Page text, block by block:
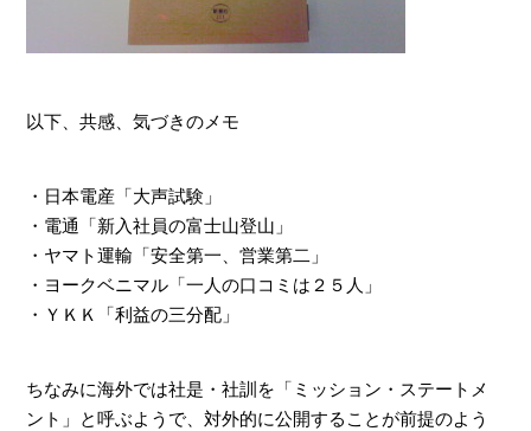
以下、共感、気づきのメモ
・日本電産「大声試験」
・電通「新入社員の富士山登山」
・ヤマト運輸「安全第一、営業第二」
・ヨークベニマル「一人の口コミは２５人」
・ＹＫＫ「利益の三分配」
ちなみに海外では社是・社訓を「ミッション・ステートメ
ント」と呼ぶようで、対外的に公開することが前提のよう